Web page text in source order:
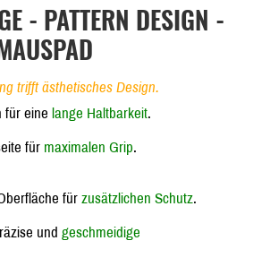
- PATTERN DESIGN -
trifft ästhetisches Design.
für eine lange Haltbarkeit.
für maximalen Grip.
für zusätzlichen Schutz.
und geschmeidige